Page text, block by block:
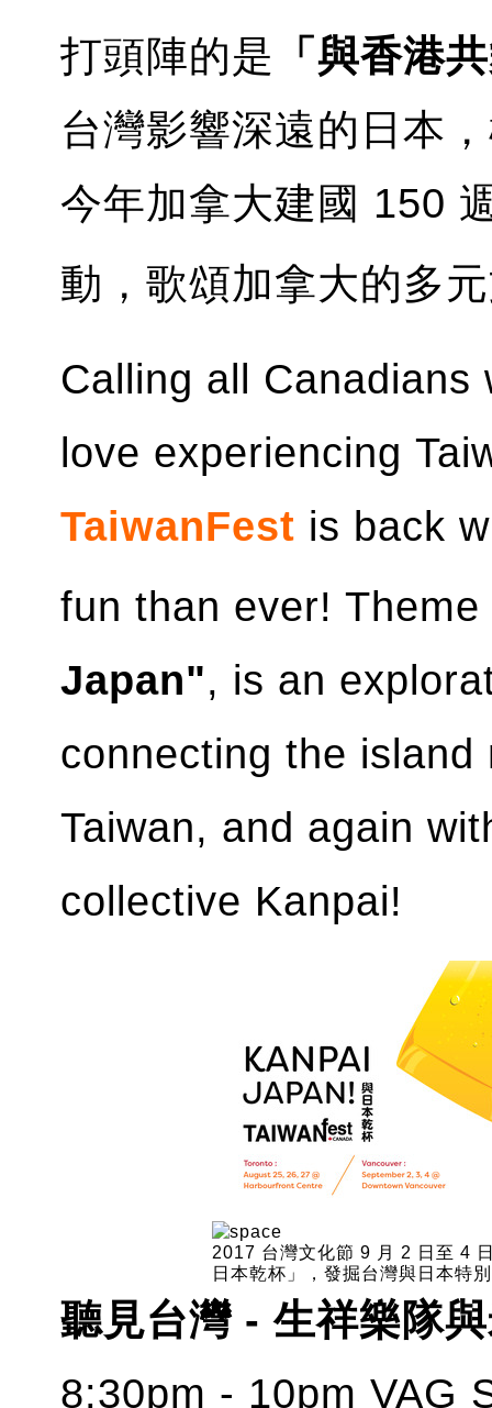
打頭陣的是 「與香港
台灣影響深遠的日本
今年加拿大建國 150
動，歌頌加拿大的多
Calling all Canadians
love experiencing
TaiwanFest is back
fun than ever!
Japan", is an
connecting the
Taiwan, and again
collective Kanpai!
2017 台灣文化節 9 月 2 日至 4
日本乾杯」，發掘台灣與日本特
聽見台灣 - 生祥樂隊
8:30pm - 10pm VAG